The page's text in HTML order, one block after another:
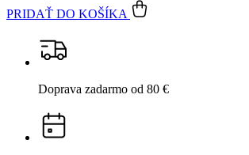
PRIDAŤ DO KOŠÍKA
Doprava zadarmo od 80 €